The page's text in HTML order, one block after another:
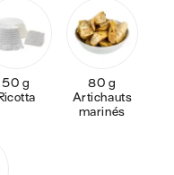
50 g
Ricotta
80 g
Artichauts
marinés